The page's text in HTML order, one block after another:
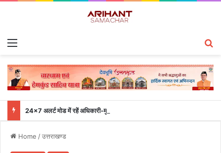
Home /उत्तराखण्ड